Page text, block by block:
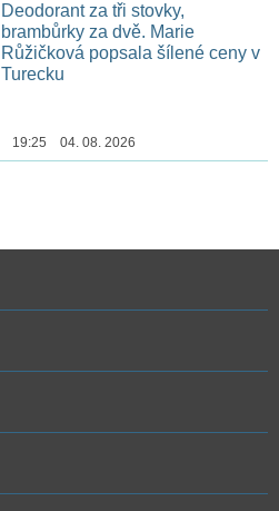
Deodorant za tři stovky,
brambůrky za dvě. Marie
Růžičková popsala šílené ceny v
Turecku
19:25 04. 08. 2026